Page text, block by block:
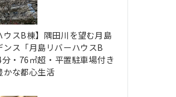
ウスB棟】隅田川を望む月島
ンス「月島リバーハウスB
・76㎡超・平置駐車場付き
かな都心生活